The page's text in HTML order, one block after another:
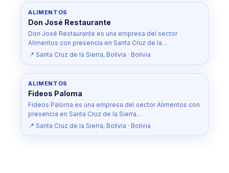
ALIMENTOS
Don José Restaurante
Don José Restaurante es una empresa del sector
Alimentos con presencia en Santa Cruz de la…
📍 Santa Cruz de la Sierra, Bolivia · Bolivia
ALIMENTOS
Fideos Paloma
Fideos Paloma es una empresa del sector Alimentos con
presencia en Santa Cruz de la Sierra…
📍 Santa Cruz de la Sierra, Bolivia · Bolivia